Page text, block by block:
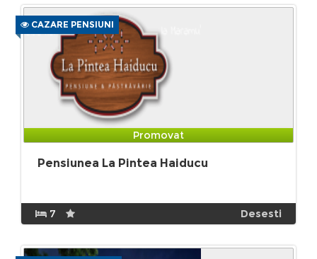
CAZARE PENSIUNI
Promovat
Pensiunea La Pintea Haiducu
7 Desesti